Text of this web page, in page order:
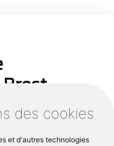
des cookies
et d'autres technologies